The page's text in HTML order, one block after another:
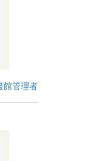
館管理者